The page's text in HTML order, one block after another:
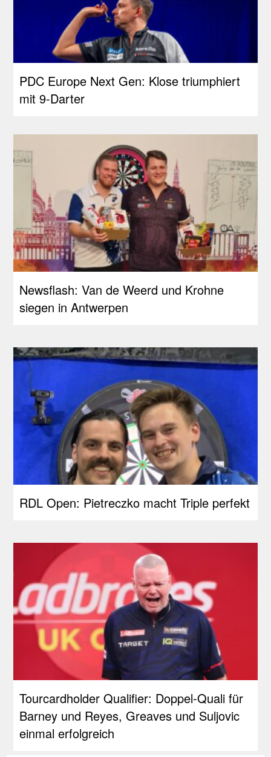
PDC Europe Next Gen: Klose triumphiert
mit 9-Darter
Newsflash: Van de Weerd und Krohne
siegen in Antwerpen
RDL Open: Pietreczko macht Triple perfekt
Tourcardholder Qualifier: Doppel-Quali für
Barney und Reyes, Greaves und Suljovic
einmal erfolgreich